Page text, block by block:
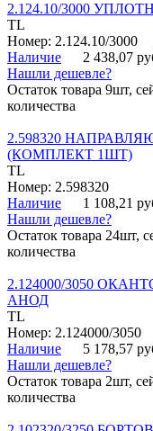
2.124.10/3000
TL
Номер: 2.124.10/3000
Наличие
2 438,07
Нашли дешевле?
Остаток товара 9шт,
количества
2.598320
(КОМПЛЕКТ 1ШТ)
TL
Номер: 2.598320
Наличие
1 108,21
Нашли дешевле?
Остаток товара 24шт,
количества
2.124000/3050
АНОД
TL
Номер: 2.124000/3050
Наличие
5 178,57
Нашли дешевле?
Остаток товара 2шт,
количества